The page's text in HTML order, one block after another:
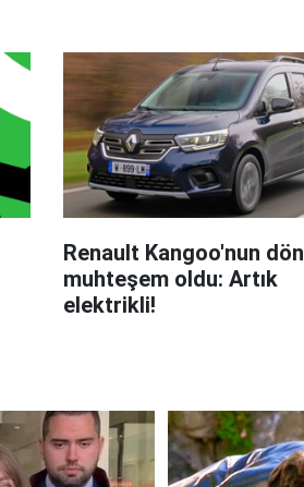
Renault Kangoo'nun
muhteşem oldu: Artık
elektrikli!